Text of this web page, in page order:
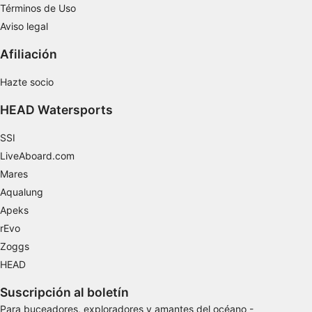
Términos de Uso
Aviso legal
Afiliación
Hazte socio
HEAD Watersports
SSI
LiveAboard.com
Mares
Aqualung
Apeks
rEvo
Zoggs
HEAD
Suscripción al boletín
Para buceadores, exploradores y amantes del océano -
Uso de datos limitados con el objetivo de
seleccionar el contenido
precisa
Identificar los dispositivos en función de la
información solicitada activamente
Fines de tratamiento ajenos a la OIA:
Necesarias
De rendimiento
De publicidad